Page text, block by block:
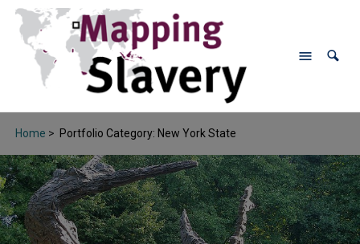
Home > Portfolio Category: New York State